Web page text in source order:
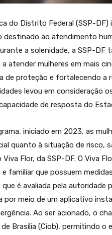
do Distrito Federal (SSP-
destinado ao atendimento
a solenidade, a SSP-DF
a atender mulheres em mais
de proteção e fortalecendo a
levou em consideração
de resposta do
iniciado em 2023, as
quanto à situação de risco,
Flor, da SSP-DF. O Viva
familiar que possuem
que é avaliada pela
por meio de um aplicativo
Ao ser acionado, o
Brasília (Ciob), permitindo o